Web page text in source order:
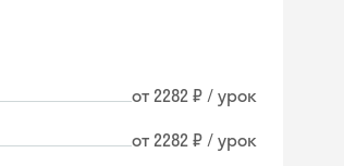
от 2282 ₽ / урок
от 2282 ₽ / урок